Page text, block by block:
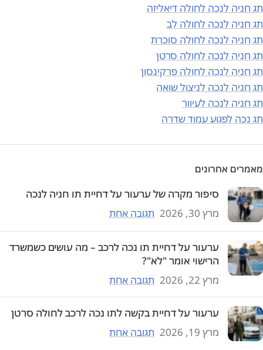
תג חניה לנכה לחולה דיאליזה
תג חניה לנכה לחולה לב
תג חניה לנכה לחולה סוכרת
תג חניה לנכה לחולה סרטן
תג חניה לנכה לחולה פרקינסון
תג חניה לנכה לניצול שואה
תג חניה לנכה לעיוור
תג נכה לפגוע עמוד שדרה
מאמרים אחרונים
סיפור מקרה של ערעור על דחיית תו חניה לנכה
מרץ 30, 2026
תגובה אחת
ערעור על דחיית תו נכה לרכב – מה עושים כשמשרד
הרישוי אומר "לא"?
מרץ 22, 2026
תגובה אחת
ערעור על דחיית בקשה לתו נכה לרכב לחולה סרטן
מרץ 19, 2026
תגובה אחת